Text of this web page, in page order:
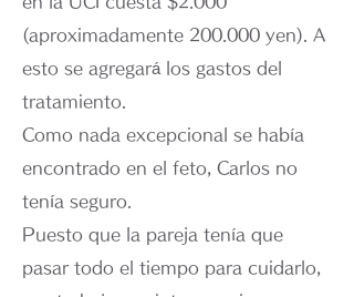
(aproximadamente 200.000 yen). A
esto se agregará los gastos del
tratamiento.
Como nada excepcional se había
encontrado en el feto, Carlos no
tenía seguro.
Puesto que la pareja tenía que
pasar todo el tiempo para cuidarlo,